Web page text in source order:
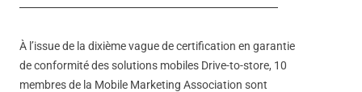
À l’issue de la dixième vague de certification en garantie
de conformité des solutions mobiles Drive-to-store, 10
membres de la Mobile Marketing Association sont